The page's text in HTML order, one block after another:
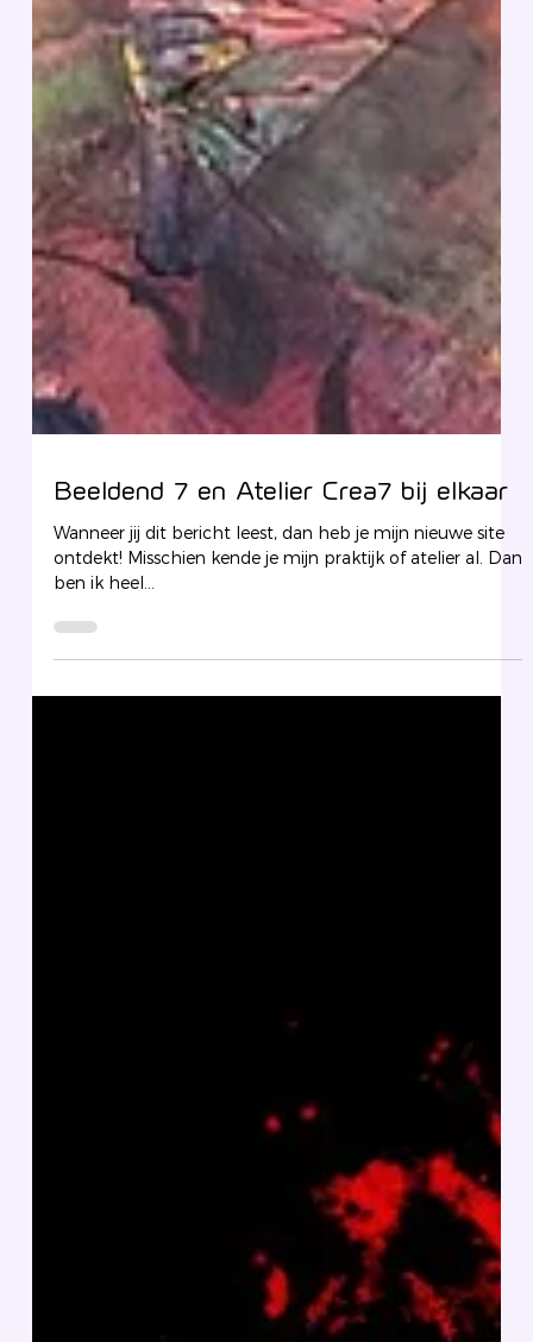
Beeldend 7 en Atelier Crea7 bij elkaar
Wanneer jij dit bericht leest, dan heb je mijn nieuwe site
ben ik heel...